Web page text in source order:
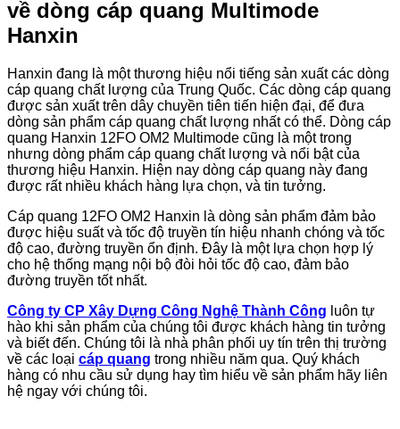
về dòng cáp quang Multimode
Hanxin
Hanxin đang là một thương hiệu nổi tiếng sản xuất các dòng
cáp quang chất lượng của Trung Quốc. Các dòng cáp quang
được sản xuất trên dây chuyền tiên tiến hiện đại, để đưa
dòng sản phẩm cáp quang chất lượng nhất có thể. Dòng cáp
quang Hanxin 12FO OM2 Multimode cũng là một trong
nhưng dòng phẩm cáp quang chất lượng và nổi bật của
thương hiệu Hanxin. Hiện nay dòng cáp quang này đang
được rất nhiều khách hàng lựa chọn, và tin tưởng.
Cáp quang 12FO OM2 Hanxin là dòng sản phẩm đảm bảo
được hiệu suất và tốc độ truyền tín hiệu nhanh chóng và tốc
độ cao, đường truyền ổn định. Đây là một lựa chọn hợp lý
cho hệ thống mạng nội bộ đòi hỏi tốc độ cao, đảm bảo
đường truyền tốt nhất.
Công ty CP Xây Dựng Công Nghệ Thành Công luôn tự
hào khi sản phẩm của chúng tôi được khách hàng tin tưởng
và biết đến. Chúng tôi là nhà phân phối uy tín trên thị trường
về các loại cáp quang trong nhiều năm qua. Quý khách
hàng có nhu cầu sử dụng hay tìm hiểu về sản phẩm hãy liên
hệ ngay với chúng tôi.